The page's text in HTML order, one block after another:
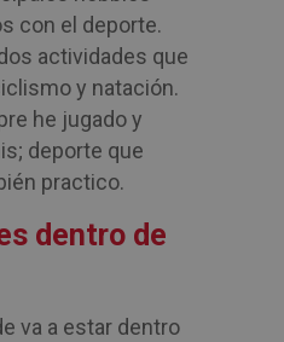
con el deporte.
actividades que
y natación.
he jugado y
deporte que
practico.
dentro de
va a estar dentro